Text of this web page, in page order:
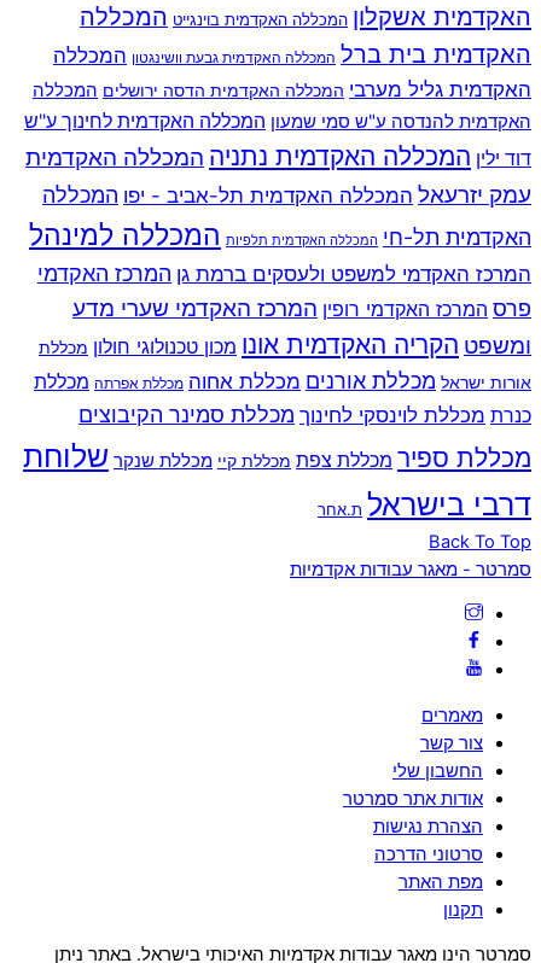
האקדמית אשקלון המכללה האקדמית בוינגייט המכללה
האקדמית בית ברל המכללה האקדמית גבעת וושינגטון המכללה
האקדמית גליל מערבי המכללה האקדמית הדסה ירושלים המכללה
האקדמית להנדסה ע"ש סמי שמעון המכללה האקדמית לחינוך ע"ש
דוד ילין המכללה האקדמית נתניה המכללה האקדמית
עמק יזרעאל המכללה האקדמית תל-אביב - יפו המכללה
האקדמית תל-חי המכללה האקדמית תלפיות המכללה למינהל
המרכז האקדמי למשפט ולעסקים ברמת גן המרכז האקדמי
פרס המרכז האקדמי רופין המרכז האקדמי שערי מדע
ומשפט הקריה האקדמית אונו מכון טכנולוגי חולון מכללת
אורות ישראל מכללת אורנים מכללת אחוה מכללת אפרתה מכללת
כנרת מכללת לוינסקי לחינוך מכללת סמינר הקיבוצים
מכללת ספיר מכללת צפת מכללת קיי מכללת שנקר שלוחת
דרבי בישראל ת.אחר
Back To Top
סמרטר - מאגר עבודות אקדמיות
מאמרים
צור קשר
החשבון שלי
אודות אתר סמרטר
הצהרת נגישות
סרטוני הדרכה
מפת האתר
תקנון
סמרטר הינו מאגר עבודות אקדמיות האיכותי בישראל. באתר ניתן